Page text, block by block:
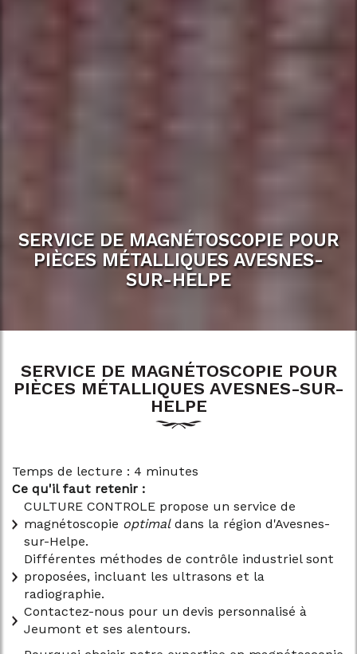
SERVICE DE MAGNÉTOSCOPIE POUR
PIÈCES MÉTALLIQUES AVESNES-
SUR-HELPE
SERVICE DE MAGNÉTOSCOPIE POUR
PIÈCES MÉTALLIQUES AVESNES-SUR-
HELPE
Temps de lecture : 4 minutes
Ce qu'il faut retenir :
CULTURE CONTROLE propose un service de
magnétoscopie optimaldans la région d'Avesnes-
sur-Helpe.
Différentes méthodes de contrôle industriel sont
proposées, incluant les ultrasons et la
radiographie.
Contactez-nous pour un devis personnalisé à
Jeumont et ses alentours.